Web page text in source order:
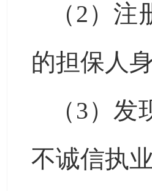
（2）注
的担保人
（ 3）发
不诚信执